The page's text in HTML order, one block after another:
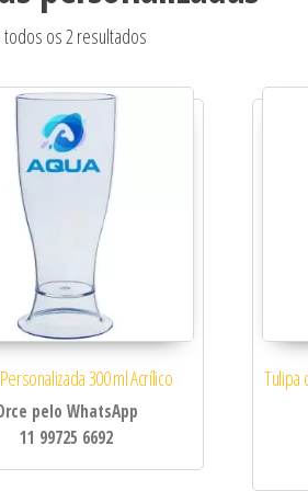
os 2 resultados
300 ml Acrílico
pelo WhatsApp
11 99725 6692
Tulipa